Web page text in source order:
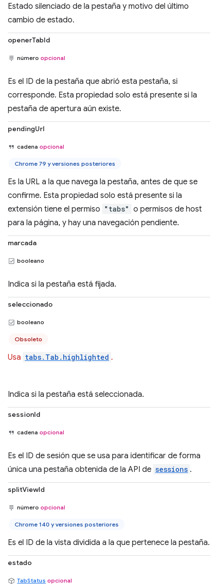
Estado silenciado de la pestaña y motivo del último
cambio de estado.
openerTabId
número opcional
Es el ID de la pestaña que abrió esta pestaña, si
corresponde. Esta propiedad solo está presente si la
pestaña de apertura aún existe.
pendingUrl
cadena opcional
Chrome 79 y versiones posteriores
Es la URL a la que navega la pestaña, antes de que se
confirme. Esta propiedad solo está presente si la
extensión tiene el permiso "tabs" o permisos de host
para la página, y hay una navegación pendiente.
marcada
booleano
Indica si la pestaña está fijada.
seleccionado
booleano
Obsoleto
Usa tabs.Tab.highlighted .
Indica si la pestaña está seleccionada.
sessionId
cadena opcional
Es el ID de sesión que se usa para identificar de forma
única una pestaña obtenida de la API de sessions .
splitViewId
número opcional
Chrome 140 y versiones posteriores
Es el ID de la vista dividida a la que pertenece la pestaña.
estado
TabStatus opcional